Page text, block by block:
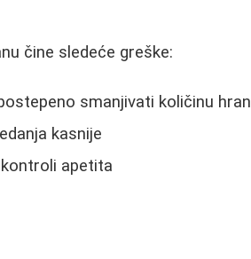
čine sledeće greške:
smanjivati količinu
kasnije
apetita